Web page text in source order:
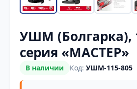
УШМ (Болгарка),
серия «МАСТЕР»
В наличии Код: УШМ-115-805